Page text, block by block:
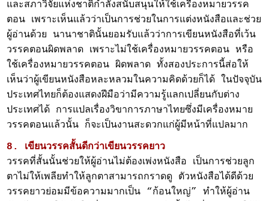
และสภาวิจัยแห่งชาติกำลังสนับสนุนให้ใช้เครื่องหมายวรรค
ตอน เพราะเห็นแล้วว่าเป็นการช่วยในการแต่งหนังสือและช่วย
ผู้อ่านด้วย นานาชาตินั้นยอมรับแล้วว่าการเขียนหนังสือที่เว้น
วรรคตอนผิดพลาด เพราะไม่ใช้เครื่องหมายวรรคตอน หรือ
ใช้เครื่องหมายวรรคตอน ผิดพลาด ทั้งสองประการนี้ส่อให้
เห็นว่าผู้เขียนหนังสือหละหลวมในความคิดด้วยก็ได้ ในปัจจุบัน
ประเทศไทยก็ต้องแสดงฝีมือว่ามีความรู้แลกเปลี่ยนกับต่าง
ประเทศได้ การแปลเรื่องวิขาการภาษาไทยซึ่งมีเครื่องหมาย
วรรคตอนแล้วนั้น ก็จะเป็นงานสะดวกแก่ผู้มีหน้าที่แปลมาก
8. เขียนวรรคสั้นดีกว่าเขียนวรรคยาว
วรรคที่สั้นนั้นช่วยให้ผู้อ่านไม่ต้องเพ่งหนังสือ เป็นการช่วยลูก
ตาไม่ให้เพลียทำให้ลูกตาสามารถกราดดู ตัวหนังสือได้ดีด้วย
วรรคยาวย่อมมีข้อความมากเป็น “ก้อนใหญ่” ทำให้ผู้อ่าน